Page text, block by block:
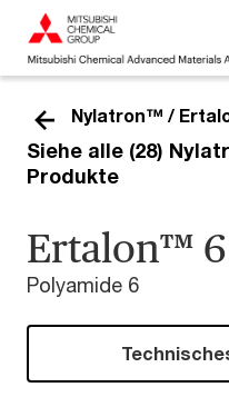
Nylatron™ /
Siehe alle (28)
Produkte
Ertalon™ 6
Polyamide 6